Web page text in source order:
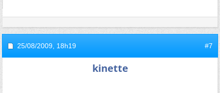
25/08/2009, 18h19 #7
kinette